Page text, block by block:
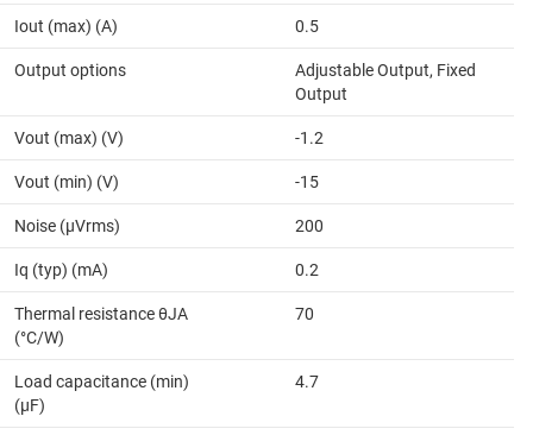
Iout (max) (A) 0.5
Output options
Adjustable Output, Fixed
Output
Vout (max) (V) -1.2
Vout (min) (V) -15
Noise (µVrms) 200
Iq (typ) (mA) 0.2
Thermal resistance θJA
(°C/W)
70
Load capacitance (min)
(µF)
4.7